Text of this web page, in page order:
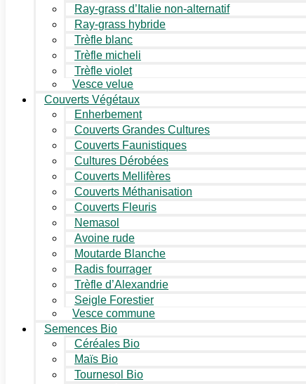
Ray-grass d’Italie non-alternatif
Ray-grass hybride
Trèfle blanc
Trèfle micheli
Trèfle violet
Vesce velue
Couverts Végétaux
Enherbement
Couverts Grandes Cultures
Couverts Faunistiques
Cultures Dérobées
Couverts Mellifères
Couverts Méthanisation
Couverts Fleuris
Nemasol
Avoine rude
Moutarde Blanche
Radis fourrager
Trèfle d’Alexandrie
Seigle Forestier
Vesce commune
Semences Bio
Céréales Bio
Maïs Bio
Tournesol Bio